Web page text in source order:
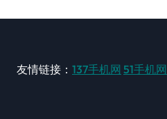
友情链接： 137手机网 51手机网